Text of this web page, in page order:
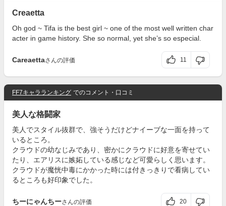
Creaetta
Oh god ~ Tifa is the best girl ~ one of the most well written char
acter in game history. She so normal, yet she’s so especial.
Careaettaさんの評価 11
FF7キャラランキング でのコメント・口コミ
美人な格闘家
美人でスタイル抜群で、強そうだけどナイーブな一面を持って
いるところ。
クラウドの幼なじみであり、密かにクラウドに好意を寄せてい
たり、エアリスに嫉妬している感じなど可愛らしく思います。
クラウドが魔恍中毒にかかった時には付きっきりで看病してい
るところも好印象でした。
ちーにゃんちーさんの評価 20